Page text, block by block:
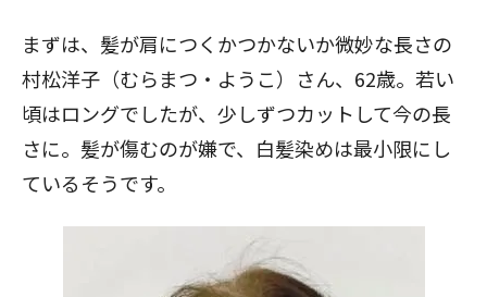
まずは、髪が肩につくかつかないか微妙な長さの
村松洋子（むらまつ・ようこ）さん、62歳。若い
頃はロングでしたが、少しずつカットして今の長
さに。髪が傷むのが嫌で、白髪染めは最小限にし
ているそうです。